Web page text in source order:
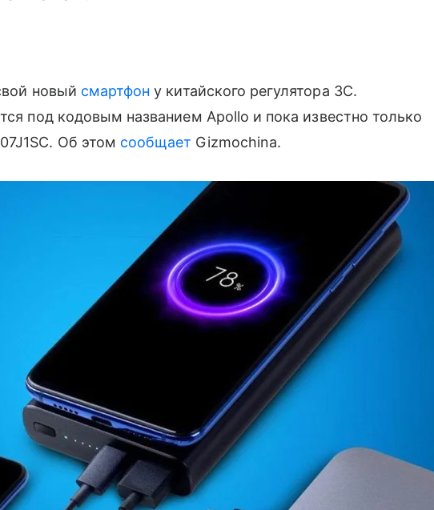
новый смартфон у китайского регулятора 3C.
под кодовым названием Apollo и пока известно только
Об этом сообщает Gizmochina.